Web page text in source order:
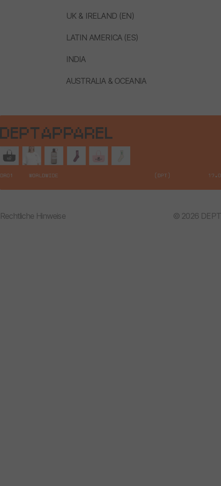
UK & IRELAND (EN)
LATIN AMERICA (ES)
INDIA
AUSTRALIA & OCEANIA
Rechtliche Hinweise © 2026 DEPT